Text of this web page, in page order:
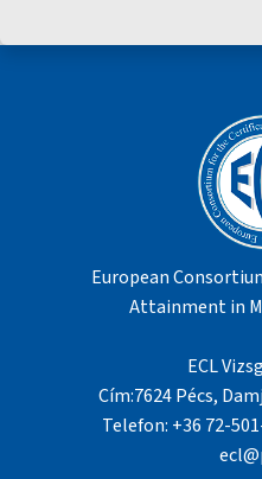
European
Attainment in
ECL
Cím:7624 Pécs,
Telefon: +36 72-